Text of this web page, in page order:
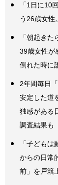
「1日に10
う26歳女性
「朝起き
39歳女性が
倒れた時に
2年間毎日
安定した道
独感がある
調査結果も
「子ども
からの日常
前」を戸籍